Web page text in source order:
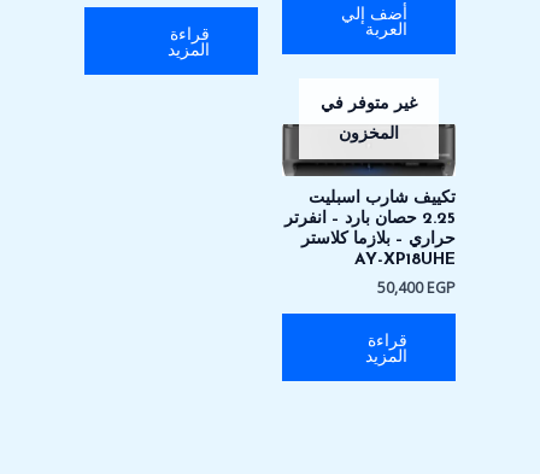
أضف إلي
العربة قراءة
المزيد
غير متوفر في
المخزون
تكييف شارب اسبليت
2.25 حصان بارد – انفرتر
حراري – بلازما كلاستر
AY-XP18UHE
50,400EGP
قراءة
المزيد